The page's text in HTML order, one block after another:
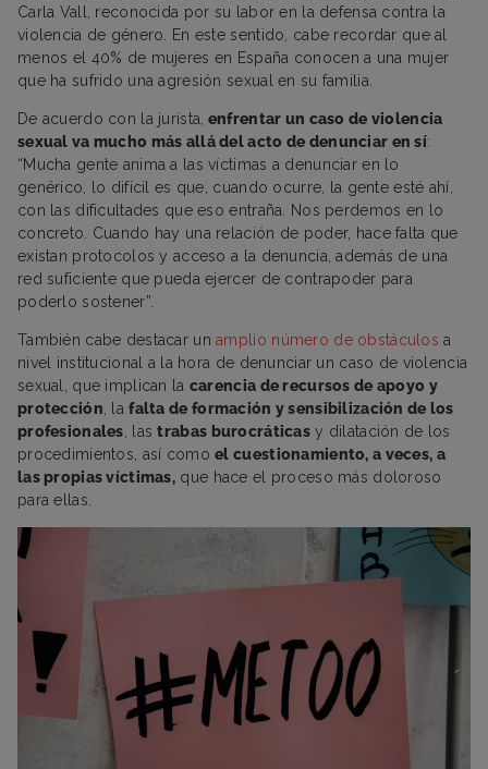
Carla Vall, reconocida por su labor en la defensa contra la
violencia de género. En este sentido, cabe recordar que al
menos el 40% de mujeres en España conocen a una mujer
que ha sufrido una agresión sexual en su familia.
De acuerdo con la jurista, enfrentar un caso de violencia
sexual va mucho más allá del acto de denunciar en sí:
“Mucha gente anima a las víctimas a denunciar en lo
genérico, lo difícil es que, cuando ocurre, la gente esté ahí,
con las dificultades que eso entraña. Nos perdemos en lo
concreto. Cuando hay una relación de poder, hace falta que
existan protocolos y acceso a la denuncia, además de una
red suficiente que pueda ejercer de contrapoder para
poderlo sostener”.
También cabe destacar unamplio número de obstáculos a
nivel institucional a la hora de denunciar un caso de violencia
sexual, que implican la carencia de recursos de apoyo y
protección , lafalta de formación y sensibilización de los
profesionales , lastrabas burocráticasy dilatación de los
procedimientos, así comoel cuestionamiento, a veces, a
las propias víctimas, que hace el proceso más doloroso
para ellas.